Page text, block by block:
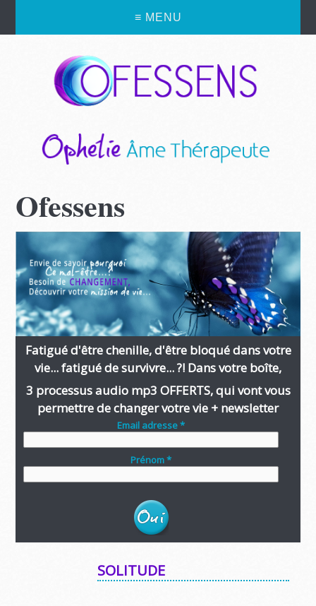
≡ MENU
Ofessens
Fatigué d'être chenille, d'être bloqué dans votre
vie... fatigué de survivre... ?! Dans votre boîte,
3 processus audio mp3 OFFERTS, qui vont vous
permettre de changer votre vie + newsletter
Email adresse *
Prénom *
SOLITUDE